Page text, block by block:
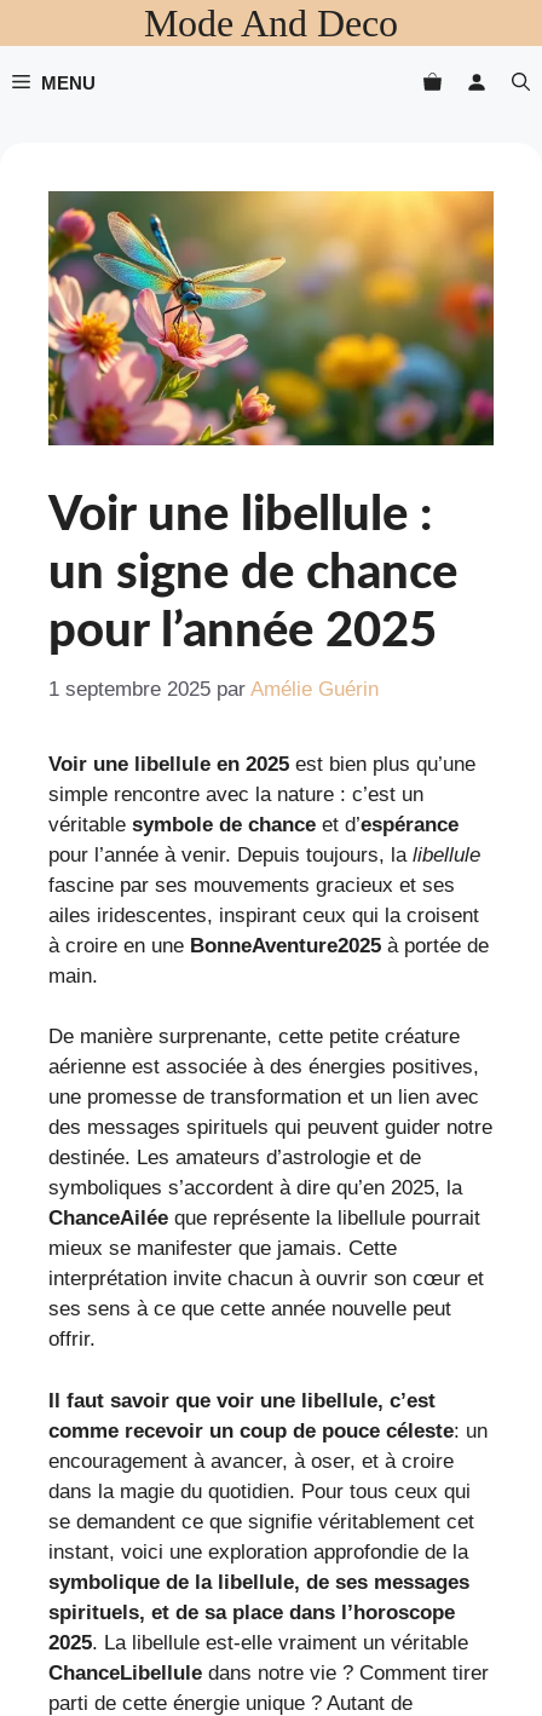
au
contenu
Mode And Deco
MENU
Voir une libellule :
un signe de chance
pour l’année 2025
1 septembre 2025 par Amélie Guérin
Voir une libellule en 2025 est bien plus qu’une
simple rencontre avec la nature : c’est un
véritable symbole de chance et d’espérance
pour l’année à venir. Depuis toujours, la libellule
fascine par ses mouvements gracieux et ses
ailes iridescentes, inspirant ceux qui la croisent
à croire en une BonneAventure2025 à portée de
main.
De manière surprenante, cette petite créature
aérienne est associée à des énergies positives,
une promesse de transformation et un lien avec
des messages spirituels qui peuvent guider notre
destinée. Les amateurs d’astrologie et de
symboliques s’accordent à dire qu’en 2025, la
ChanceAilée que représente la libellule pourrait
mieux se manifester que jamais. Cette
interprétation invite chacun à ouvrir son cœur et
ses sens à ce que cette année nouvelle peut
offrir.
Il faut savoir que voir une libellule, c’est
comme recevoir un coup de pouce céleste: un
encouragement à avancer, à oser, et à croire
dans la magie du quotidien. Pour tous ceux qui
se demandent ce que signifie véritablement cet
instant, voici une exploration approfondie de la
symbolique de la libellule, de ses messages
spirituels, et de sa place dans l’horoscope
2025. La libellule est-elle vraiment un véritable
ChanceLibellule dans notre vie ? Comment tirer
parti de cette énergie unique ? Autant de